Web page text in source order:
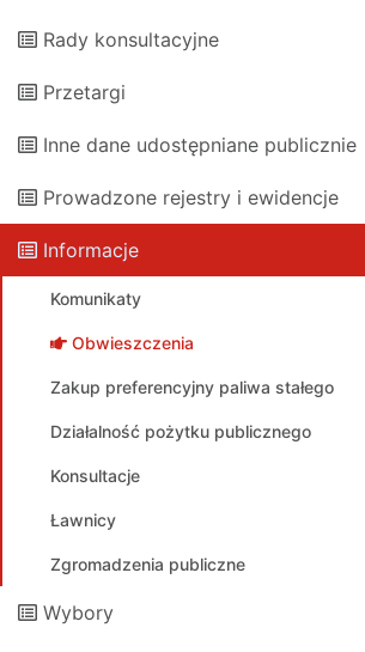
Rady konsultacyjne
Przetargi
Inne dane udostępniane publicznie
Prowadzone rejestry i ewidencje
Informacje
Komunikaty
Obwieszczenia
Zakup preferencyjny paliwa stałego
Działalność pożytku publicznego
Konsultacje
Ławnicy
Zgromadzenia publiczne
Wybory